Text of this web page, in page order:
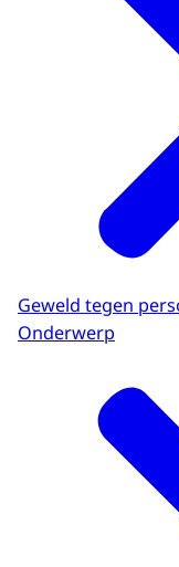
Geweld tegen
Onderwerp